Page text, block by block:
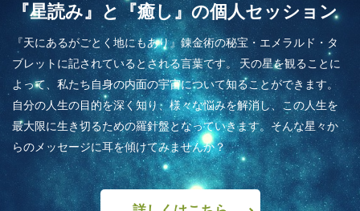
『星読み』と『癒し』の個人セッション
『天にあるがごとく地にもあり』錬金術の秘宝・エメラルド・タ
ブレットに記されているとされる言葉です。 天の星を観ることに
よって、私たち自身の内面の宇宙について知ることができます。
自分の人生の目的を深く知り、様々な悩みを解消し、この人生を
最大限に生き切るための羅針盤となっていきます。そんな星々か
らのメッセージに耳を傾けてみませんか？